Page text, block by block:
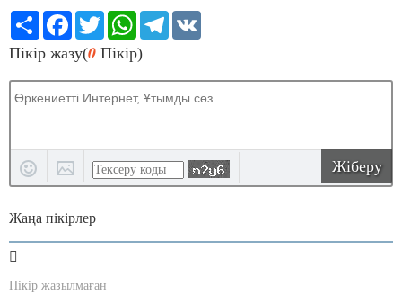
Share Facebook
TwitterWhatsApp
Telegram
Пікір жазу(0 Пікір)
Жіберу
Жаңа пікірлер
Пікір жазылмаған